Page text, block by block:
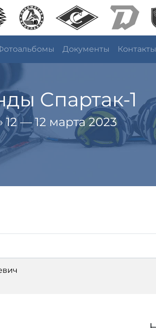
Документы Контакты
Спартак-1
— 12 марта 2023